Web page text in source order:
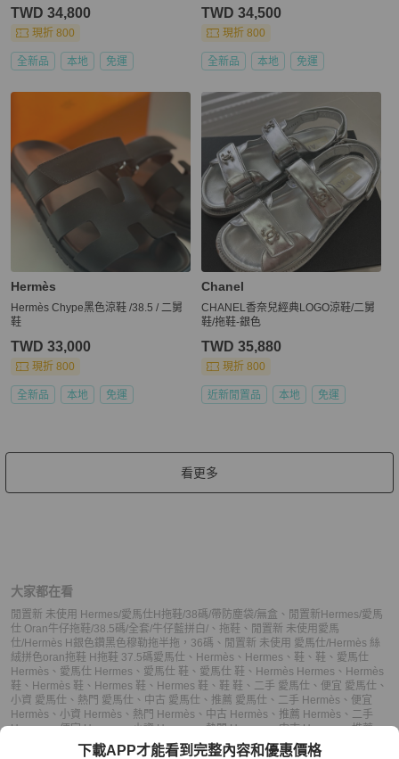
TWD 34,800
現折 800
全新品 本地 免運
TWD 34,500
現折 800
全新品 本地 免運
Hermès
Hermès Chype黑色涼鞋 /38.5 / 二舅
鞋
TWD 33,000
現折 800
全新品 本地 免運
Chanel
CHANEL香奈兒經典LOGO涼鞋/二舅
鞋/拖鞋-銀色
TWD 35,880
現折 800
近新閒置品 本地 免運
看更多
大家都在看
閒置新 未使用 Hermes/愛馬仕H拖鞋/38碼/帶防塵袋/無盒 、 閒置新Hermes/愛馬
仕 Oran牛仔拖鞋/38.5碼/全套/牛仔藍拼白/ 、 拖鞋 、 閒置新 未使用愛馬
仕/Hermès H銀色鑽黑色穆勒拖半拖，36碼 、 閒置新 未使用 愛馬仕/Hermès 絲
絨拼色oran拖鞋 H拖鞋 37.5碼愛馬仕 、 Hermès 、 Hermes 、 鞋 、 鞋 、 愛馬仕
Hermès 、 愛馬仕 Hermes 、 愛馬仕 鞋 、 愛馬仕 鞋 、 Hermès Hermes 、 Hermès
鞋 、 Hermès 鞋 、 Hermes 鞋 、 Hermes 鞋 、 鞋 鞋 、 二手 愛馬仕 、 便宜 愛馬仕 、
小資 愛馬仕 、 熱門 愛馬仕 、 中古 愛馬仕 、 推薦 愛馬仕 、 二手 Hermès 、 便宜
Hermès 、 小資 Hermès 、 熱門 Hermès 、 中古 Hermès 、 推薦 Hermès 、 二手
Hermes、便宜 Hermes、小資 Hermes、熱門 Hermes、中古 Hermes、推薦
二手 鞋、便宜 鞋 、 小資 鞋、熱門 鞋 、中古 鞋、推薦 鞋
下載APP才能看到完整內容和優惠價格